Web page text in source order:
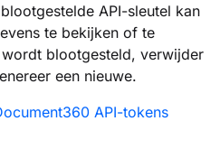
API-sleutel kan
te bekijken of te
blootgesteld, verwijder
een nieuwe.
API-tokens